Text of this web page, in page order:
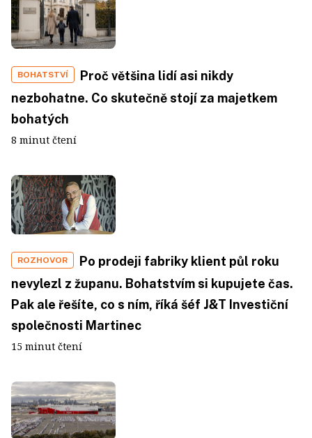
BOHATSTVÍ
Proč většina lidí asi nikdy
nezbohatne. Co skutečně stojí za majetkem
bohatých
8 minut čtení
ROZHOVOR
Po prodeji fabriky klient půl roku
nevylezl z županu. Bohatstvím si kupujete čas.
Pak ale řešíte, co s ním, říká šéf J&T Investiční
společnosti Martinec
15 minut čtení